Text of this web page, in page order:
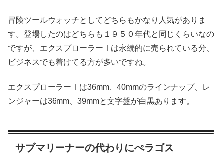
冒険ツールウォッチとしてどちらもかなり人気がありま
す。登場したのはどちらも１９５０年代と同じくらいなの
ですが、エクスプローラーⅠは永続的に売られている分、
ビジネスでも着けてる方が多いですね。
エクスプローラーⅠは36mm、40mmのラインナップ、レ
ンジャーは36mm、39mmと文字盤が白黒あります。
サブマリーナーの代わりにぺラゴス